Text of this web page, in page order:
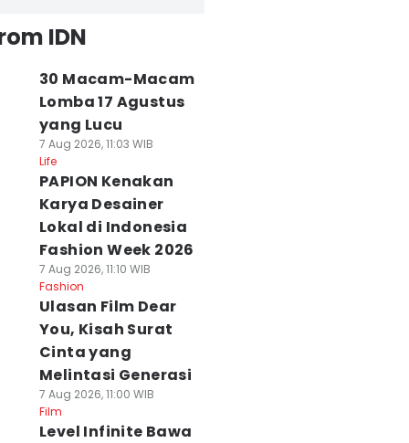
IDN
30 Macam-Macam
Lomba 17 Agustus
yang Lucu
7 Aug 2026, 11:03 WIB
Life
PAPION Kenakan
Karya Desainer
Lokal di Indonesia
Fashion Week 2026
7 Aug 2026, 11:10 WIB
Fashion
Ulasan Film Dear
You, Kisah Surat
Cinta yang
Melintasi Generasi
7 Aug 2026, 11:00 WIB
Film
Level Infinite Bawa